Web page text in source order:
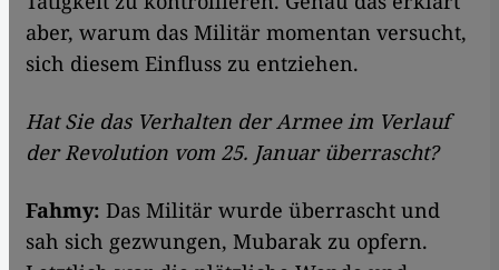
aber, warum das Militär momentan versucht,
sich diesem Einfluss zu entziehen.
Hat Sie das Verhalten der Armee im Verlauf
der Revolution vom 25. Januar überrascht?
Fahmy: Das Militär wurde überrascht und
sah sich gezwungen, Mubarak zu opfern.